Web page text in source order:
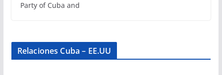
Party of Cuba and
Relaciones Cuba – EE.UU